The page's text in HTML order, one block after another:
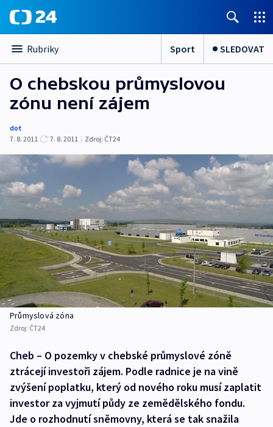
Rubriky Sport SLEDOVAT
O chebskou průmyslovou
zónu není zájem
dot
7. 8. 2011
7. 8. 2011 | Zdroj: ČT24
Průmyslová zóna
Zdroj: ČT24
Cheb – O pozemky v chebské průmyslové zóně
ztrácejí investoři zájem. Podle radnice je na vině
zvýšení poplatku, který od nového roku musí zaplatit
investor za vyjmutí půdy ze zemědělského fondu.
Jde o rozhodnutí sněmovny, která se tak snažila